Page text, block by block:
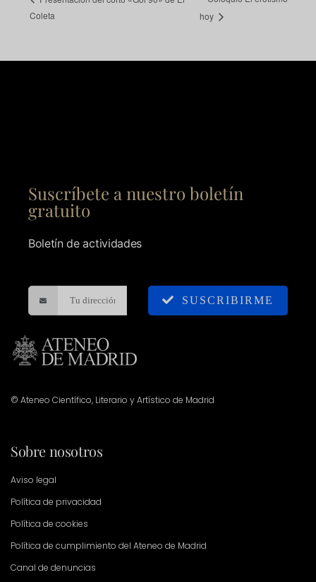
Coleta
hoy
Suscríbete a nuestro boletín
gratuito
Boletín de actividades
SUSCRIBIRME
© Ateneo Científico, Literario y Artístico de Madrid
Sobre nosotros
Aviso legal
Política de privacidad
Política de cookies
Política de cumplimiento del Ateneo de Madrid
Canal de denuncias